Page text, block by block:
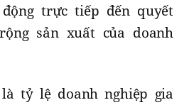
trực tiếp đến quyết
sản xuất của doanh
tỷ lệ doanh nghiệp gia